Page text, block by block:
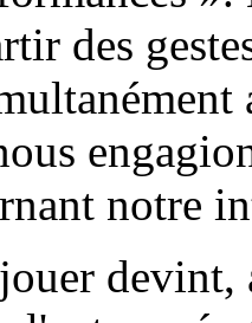
des
notre
devint,